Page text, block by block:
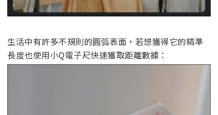
生活中有許多不規則的圓弧表面，若想獲得它的精準
長度也使用小Q電子尺快速獲取距離數據：